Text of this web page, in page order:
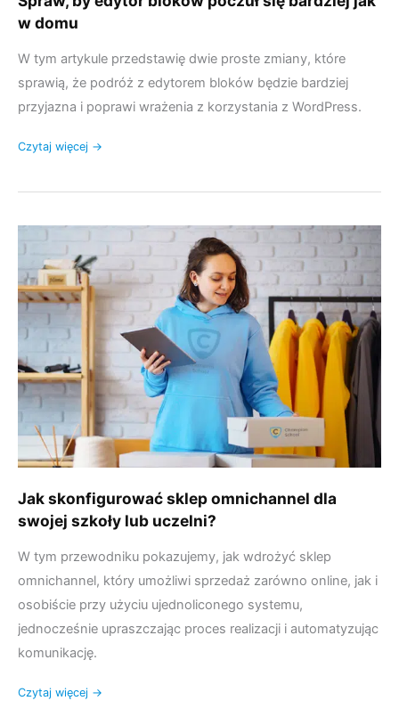
w domu
W tym artykule przedstawię dwie proste zmiany, które
sprawią, że podróż z edytorem bloków będzie bardziej
przyjazna i poprawi wrażenia z korzystania z WordPress.
Czytaj więcej →
Jak skonfigurować sklep omnichannel dla
swojej szkoły lub uczelni?
W tym przewodniku pokazujemy, jak wdrożyć sklep
omnichannel, który umożliwi sprzedaż zarówno online, jak i
osobiście przy użyciu ujednoliconego systemu,
jednocześnie upraszczając proces realizacji i automatyzując
komunikację.
skonfigurować
sklep
omnichannel
swojej
szkoły
lub
uczelni?
Czytaj więcej →